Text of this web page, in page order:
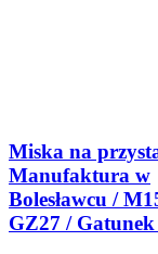
Miska na
Manufaktura w
Bolesławcu /
GZ27 / Gatunek